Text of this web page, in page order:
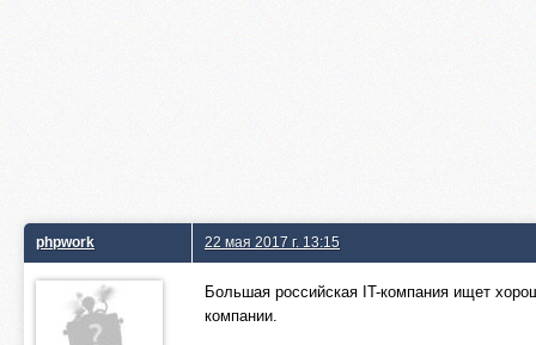
phpwork 22 мая 2017 г. 13:15
Большая российская IT-компания ищет
компании.